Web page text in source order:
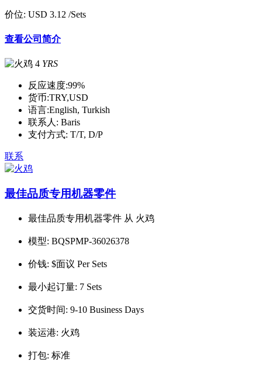
价位: USD 3.12 /Sets
查看公司简介
4 YRS
反应速度:99%
货币:TRY,USD
语言:English, Turkish
联系人: Baris
支付方式: T/T, D/P
联系
最佳品质专用机器零件
最佳品质专用机器零件 从 火鸡
模型: BQSPMP-36026378
价钱: $面议 Per Sets
最小起订量: 7 Sets
交货时间: 9-10 Business Days
装运港: 火鸡
打包: 标准